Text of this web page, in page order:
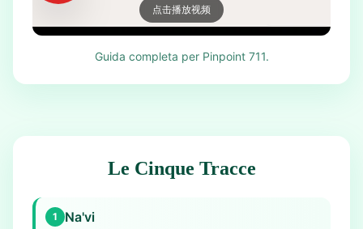
点击播放视频
Guida completa per Pinpoint 711.
Le Cinque Tracce
1 Na'vi